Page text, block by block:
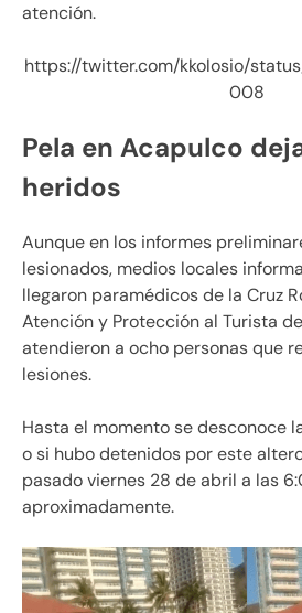
atención.
https://twitter.com/kkolosio/
008
Pela en Acapulco
heridos
Aunque en los informes
lesionados, medios locales
llegaron paramédicos de la Cruz
Atención y Protección al Turista
atendieron a ocho personas que
lesiones.
Hasta el momento se desconoce
o si hubo detenidos por este
pasado viernes 28 de abril a las
aproximadamente.